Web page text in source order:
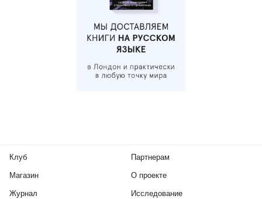
Клуб
Магазин
Журнал
Партнерам
О проекте
Исследование